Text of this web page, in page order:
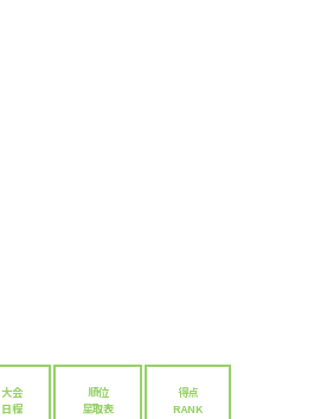
大会
日程
順位
星取表
得点
RANK